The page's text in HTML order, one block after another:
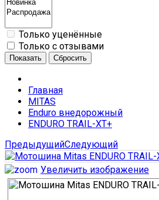
Только уценённые
Только с отзывами
Показать Сбросить
Главная
MITAS
Enduro внедорожный
ENDURO TRAIL-XT+
ПредыдущийСледующий
Увеличить изображение